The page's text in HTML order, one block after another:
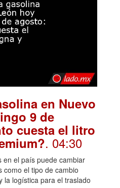
en Nuevo
9 de
cuesta el litro
. 04:30
en el país puede cambiar
como el tipo de cambio
la logística para el traslado